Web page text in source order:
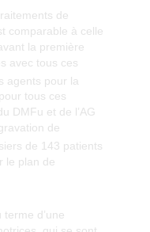
de
comparable à celle
la première
avec tous ces
agents pour la
tous ces
DMFu et de l’AG
de
de 143 patients
le plan de
d’une